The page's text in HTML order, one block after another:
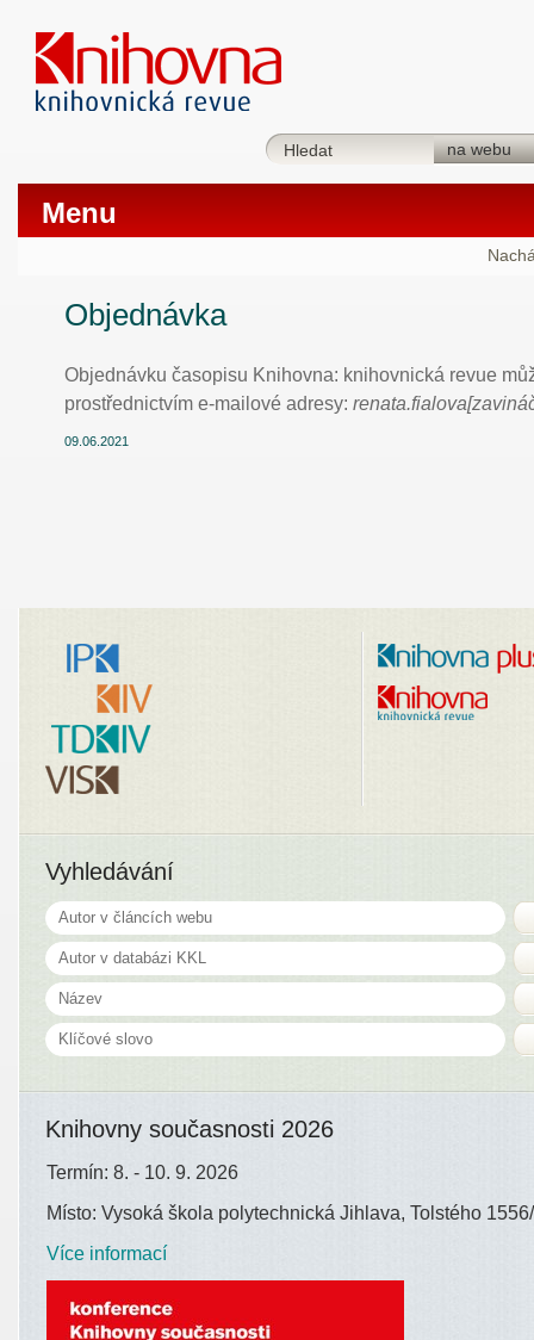
Menu
Objednávka
Objednávku časopisu Knihovna: knihovnická revue
prostřednictvím e-mailové adresy:
09.06.2021
Vyhledávání
Knihovny současnosti 2026
Termín: 8. - 10. 9. 2026
Místo: Vysoká škola polytechnická Jihlava, Tolstého
Více informací